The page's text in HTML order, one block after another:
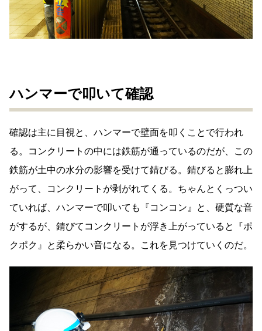
ハンマーで叩いて確認
確認は主に目視と、ハンマーで壁面を叩くことで行われ
る。コンクリートの中には鉄筋が通っているのだが、この
鉄筋が土中の水分の影響を受けて錆びる。錆びると膨れ上
がって、コンクリートが剥がれてくる。ちゃんとくっつい
ていれば、ハンマーで叩いても『コンコン』と、硬質な音
がするが、錆びてコンクリートが浮き上がっていると『ポ
クポク』と柔らかい音になる。これを見つけていくのだ。